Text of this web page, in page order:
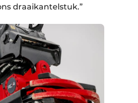
draaikantelstuk.”